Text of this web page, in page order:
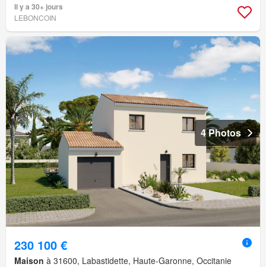
Il y a 30+ jours
LEBONCOIN
4 Photos
230 100 €
Maison à 31600, Labastidette, Haute-Garonne, Occitanie